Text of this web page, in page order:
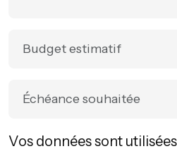
Vos données sont